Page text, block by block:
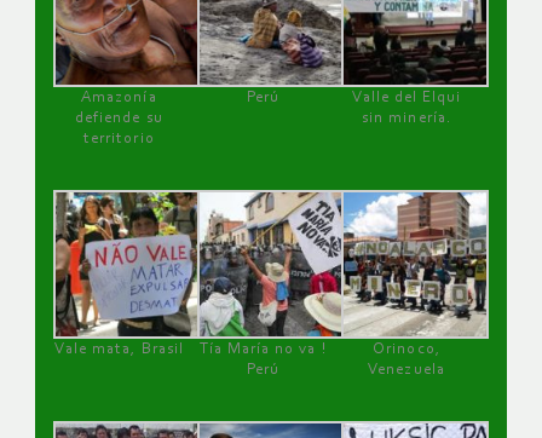
Amazonía
defiende su
territorio
Perú
Valle del Elqui
sin minería.
Vale mata, Brasil
Tía María no va !
Perú
Orinoco,
Venezuela